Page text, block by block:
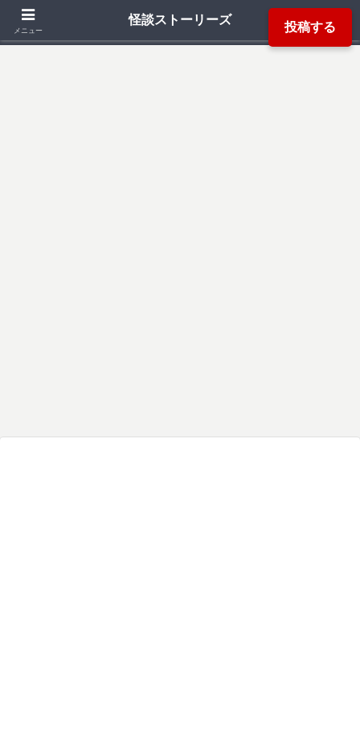
投稿する
「死ぬ程洒落にならない怖い話」「本当にあった怖い話」「都市伝説」などか
メニュー
怪談ストーリーズ
検索